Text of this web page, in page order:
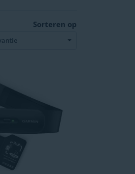
Sorteren op